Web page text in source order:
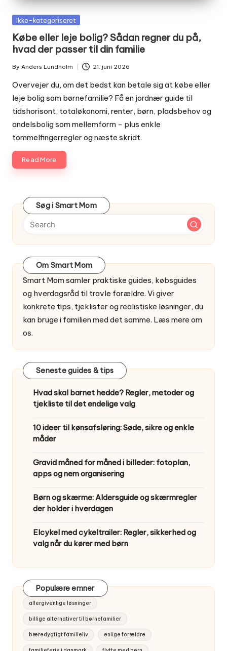
Posted
Ikke-kategoriseret
Købe eller leje bolig? Sådan regner du på,
hvad der passer til din familie
Posted
by
By Anders Lundholm 21. juni 2026
Overvejer du, om det bedst kan betale sig at købe eller
leje bolig som børnefamilie? Få en jordnær guide til
tidshorisont, totaløkonomi, renter, børn, pladsbehov og
andelsbolig som mellemform - plus enkle
tommelfingerregler og næste skridt.
Read More
Søg i Smart Mom
Om Smart Mom
Smart Mom samler praktiske guides, købsguides
og hverdagsråd til travle forældre. Vi giver
konkrete tips, tjeklister og realistiske løsninger, du
kan bruge i familien med det samme. Læs mere om
os.
Seneste guides & tips
Hvad skal barnet hedde? Regler, metoder og
tjekliste til det endelige valg
10 ideer til kønsafsløring: Søde, sikre og enkle
måder
Gravid måned for måned i billeder: fotoplan,
apps og nem organisering
Børn og skærme: Aldersguide og skærmregler
der holder i hverdagen
Elcykel med cykeltrailer: Regler, sikkerhed og
valg når du kører med børn
Populære emner
allergivenlige løsninger
billige alternativer til børnefamilier
bæredygtigt familieliv enlige forældre